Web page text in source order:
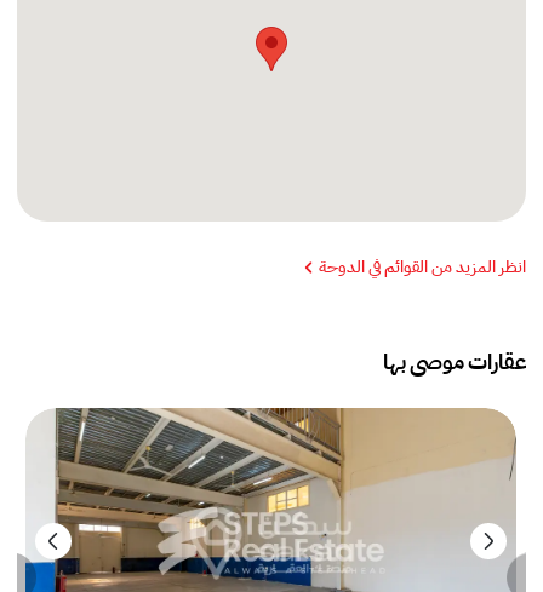
انظر المزيد من القوائم في الدوحة
عقارات موصى بها